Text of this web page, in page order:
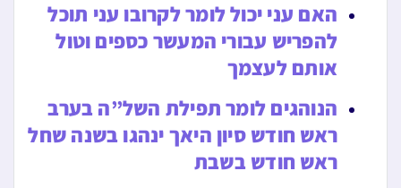
האם עני יכול לומר לקרובו עני תוכל
להפריש עבורי המעשר כספים וטול
אותם לעצמך
הנוהגים לומר תפילת השל”ה בערב
ראש חודש סיון היאך ינהגו בשנה שחל
ראש חודש בשבת